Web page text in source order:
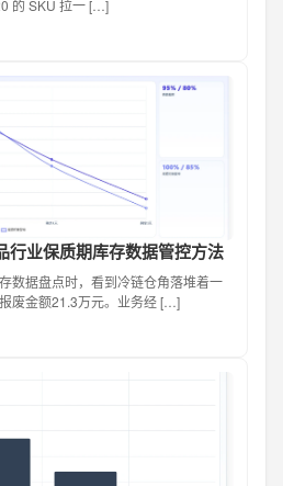
的 SKU 拉一 […]
行业保质期库存数据管控方法
数据盘点时，看到冷链仓角落堆着一
废金额21.3万元。业务经 […]